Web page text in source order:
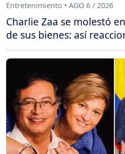
Entretenimiento • AGO 6 / 2026
Charlie Zaa se molestó
de sus bienes: así